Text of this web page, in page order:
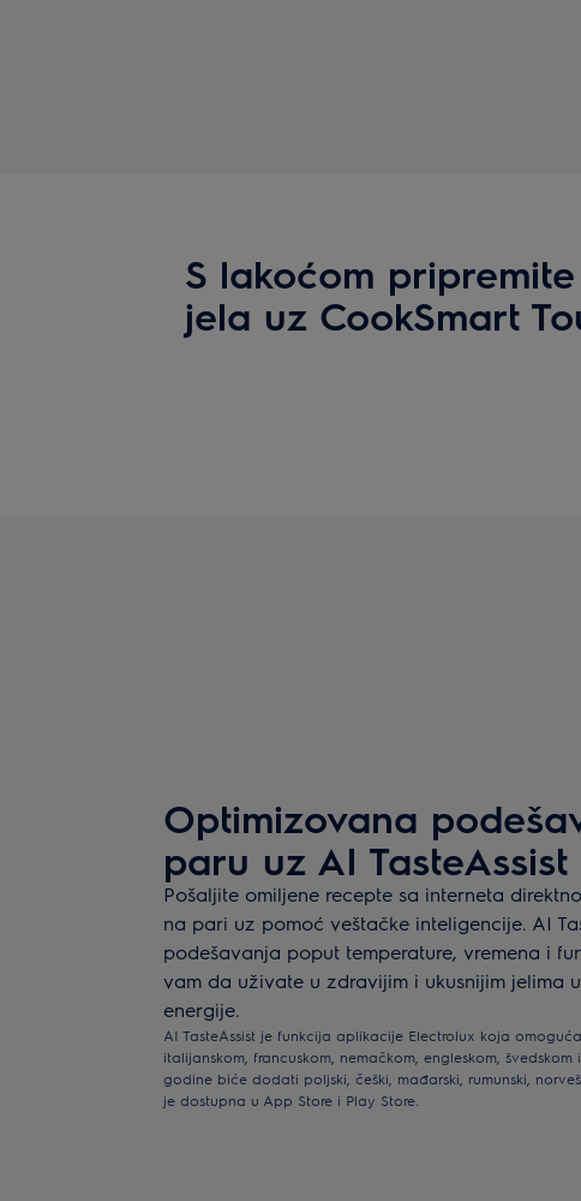
S lakoćom
jela uz CookSmart
Optimizovana
paru uz AI TasteAssist
Pošaljite omiljene recepte sa interneta
na pari uz pomoć veštačke inteligencije. AI
podešavanja poput temperature, vremena i
vam da uživate u zdravijim i ukusnijim jelima
energije.
AI TasteAssist je funkcija aplikacije Electrolux koja
italijanskom, francuskom, nemačkom, engleskom, švedskom
godine biće dodati poljski, češki, mađarski, rumunski,
je dostupna u App Store i Play Store.